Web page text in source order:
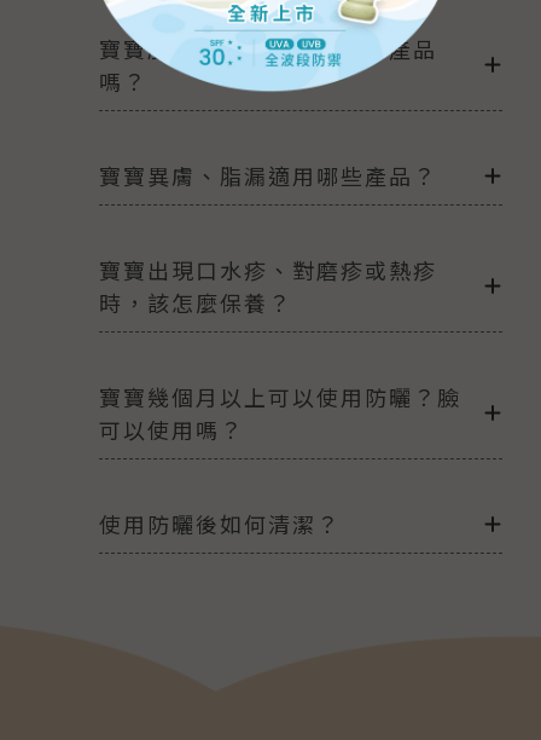
寶寶肌膚泛紅起疹可以使用產品
嗎？
寶寶異膚、脂漏適用哪些產品？
寶寶出現口水疹、對磨疹或熱疹
時，該怎麼保養？
寶寶幾個月以上可以使用防曬？臉
可以使用嗎？
使用防曬後如何清潔？